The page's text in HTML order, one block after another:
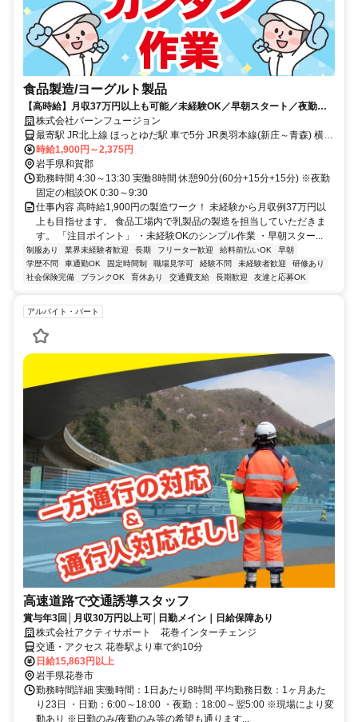
食品製造/ヨーグルト製品
【高時給】月収37万円以上も可能／未経験OK／早朝スタート／夜勤の
相談OK／幅広い年代の男女活躍中
株式会社バーンフュージョン
最寄駅 JR北上線 ほっとゆだ駅 車で5分 JR奥羽本線(新庄～青森) 横手
駅 車で30分 JR北上線 江釣子駅 車で40分
時給1,900円～2,375円
岩手県和賀郡
勤務時間 4:30～13:30 実働8時間 休憩90分(60分+15分+15分) ※夜勤
固定の相談OK 0:30～9:30
仕事内容 高時給1,900円の製造ワーク！ 未経験から月収例37万円以
上も目指せます。 食品工場内で乳製品の製造を担当していただきま
す。 「注目ポイント」 ・未経験OKのシンプル作業 ・早朝スター...
制服あり 業界未経験者歓迎 長期 フリーター歓迎 給料前払いOK
早朝
学歴不問
車通勤OK 固定時間制 職場見学可 経験不問 未経験者歓迎
研修あり
社会保険完備
ブランクOK 育休あり 交通費支給 長期歓迎 友達と応募OK
アルバイト・パート
高速道路で交通誘導スタッフ
賞与年3回│月収30万円以上可│日勤メイン｜日給保障あり
株式会社アクティサポート 花巻インターチェンジ
交通・アクセス 花巻駅より車で約10分
日給15,863円以上
岩手県花巻市
勤務時間詳細 実働時間：1日あたり8時間 平均勤務日数：1ヶ月あた
り23日 ・日勤：6:00～18:00 ・夜勤：18:00～翌5:00 ※現場により変
動あり ※日勤のみ/夜勤のみ等の希望も通ります...